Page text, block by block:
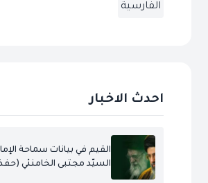
الفارسية
احدث الاخبار
القيم في بيانات سماحة
السيّد مجتبى الخامنئي